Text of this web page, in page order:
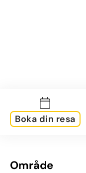
Boka din resa
Område